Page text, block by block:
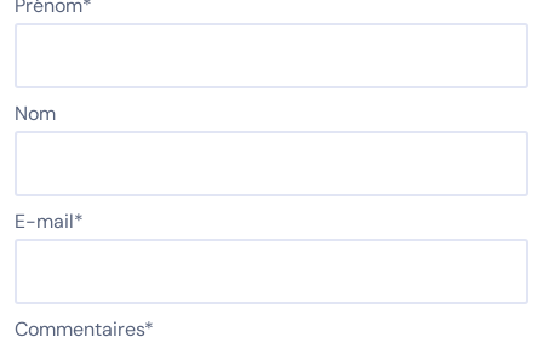
Prénom*
Nom
E-mail*
Commentaires*